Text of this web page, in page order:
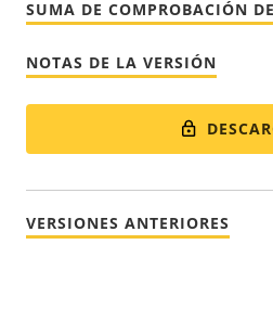
SUMA DE COMPROBACIÓN
NOTAS DE LA VERSIÓN
VERSIONES ANTERIORES